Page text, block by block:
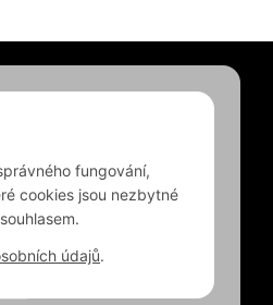
fungování,
cookies jsou nezbytné
údajů.